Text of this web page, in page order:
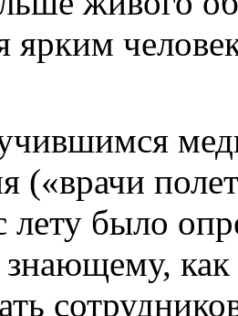
ярким
(«врачи
лету было
знающему,